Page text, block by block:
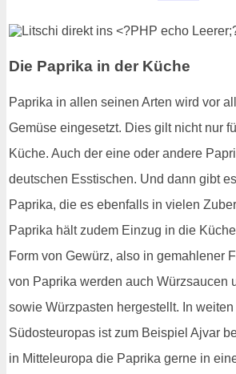
Die Paprika in der Küche
Paprika in allen seinen Arten wird vor
Gemüse eingesetzt. Dies gilt nicht nur
Küche. Auch der eine oder andere
deutschen Esstischen. Und dann gibt
Paprika, die es ebenfalls in vielen
Paprika hält zudem Einzug in die
Form von Gewürz, also in gemahlener
von Paprika werden auch Würzsaucen
sowie Würzpasten hergestellt. In weiten
Südosteuropas ist zum Beispiel Ajvar
in Mitteleuropa die Paprika gerne in